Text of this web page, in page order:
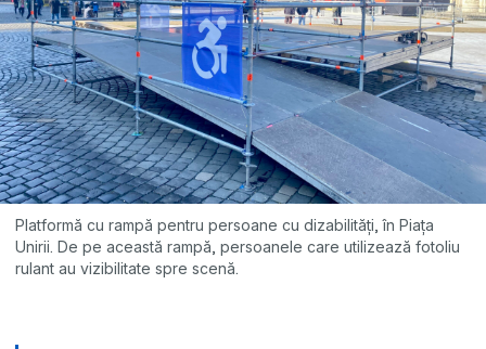
Platformă cu rampă pentru persoane cu dizabilități, în Piața
Unirii. De pe această rampă, persoanele care utilizează fotoliu
rulant au vizibilitate spre scenă.